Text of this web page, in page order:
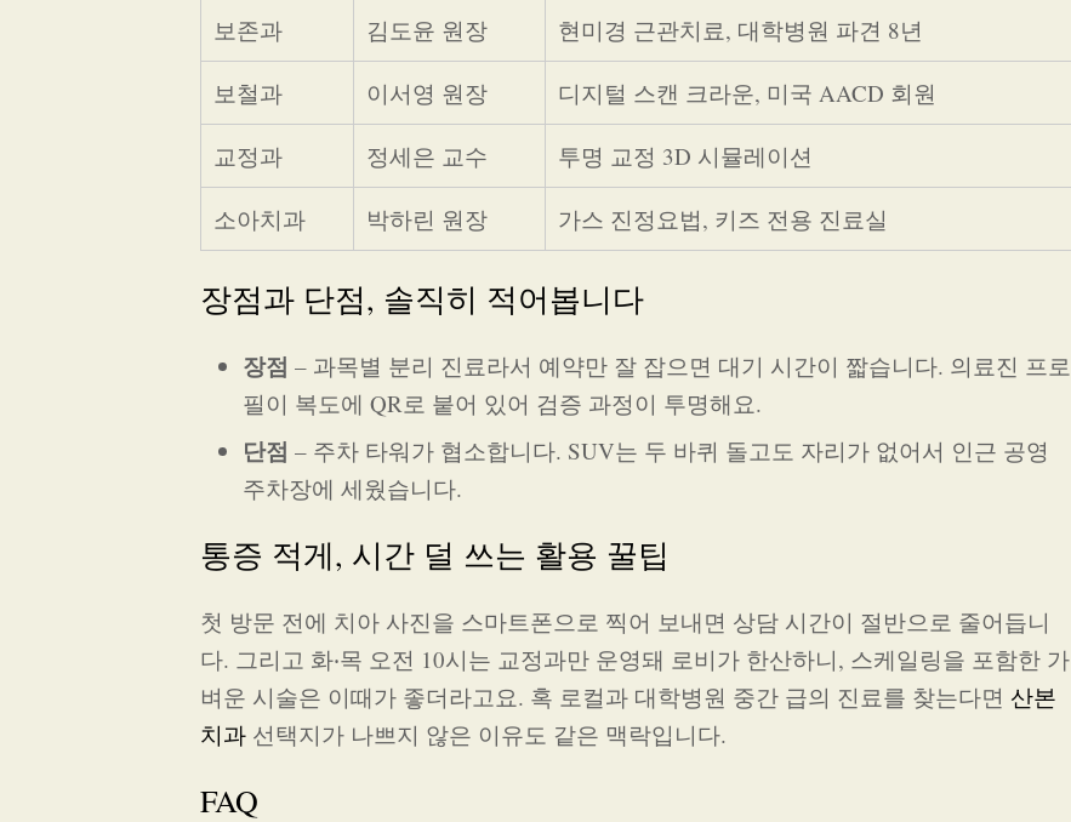
보존과 김도윤 원장 현미경 근관치료, 대학병원 파견 8년
보철과 이서영 원장 디지털 스캔 크라운, 미국 AACD 회원
교정과 정세은 교수 투명 교정 3D 시뮬레이션
소아치과 박하린 원장 가스 진정요법, 키즈 전용 진료실
장점과 단점, 솔직히 적어봅니다
장점 – 과목별 분리 진료라서 예약만 잘 잡으면 대기 시간이 짧습니다. 의료진 프로
필이 복도에 QR로 붙어 있어 검증 과정이 투명해요.
단점 – 주차 타워가 협소합니다. SUV는 두 바퀴 돌고도 자리가 없어서 인근 공영
주차장에 세웠습니다.
통증 적게, 시간 덜 쓰는 활용 꿀팁
첫 방문 전에 치아 사진을 스마트폰으로 찍어 보내면 상담 시간이 절반으로 줄어듭니
다. 그리고 화‧목 오전 10시는 교정과만 운영돼 로비가 한산하니, 스케일링을 포함한 가
벼운 시술은 이때가 좋더라고요. 혹 로컬과 대학병원 중간 급의 진료를 찾는다면 산본
치과선택지가 나쁘지 않은 이유도 같은 맥락입니다.
FAQ